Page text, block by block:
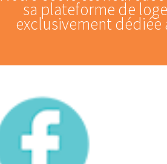
sa plateforme de
exclusivement dédiée